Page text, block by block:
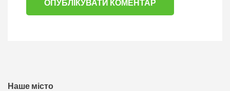
Наше місто